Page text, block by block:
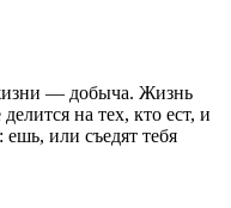
— добыча. Жизнь
на тех, кто ест, и
ешь, или съедят тебя